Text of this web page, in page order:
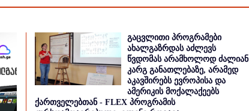
გაცვლითი პროგრამები
ახალგაზრდას აძლევს
წვდომას არამხოლოდ ძალიან
კარგ განათლებაზე, არამედ
აკავშირებს ევროპისა და
ამერიკის მოქალაქეებს
ქართველებთან - FLEX პროგრამის